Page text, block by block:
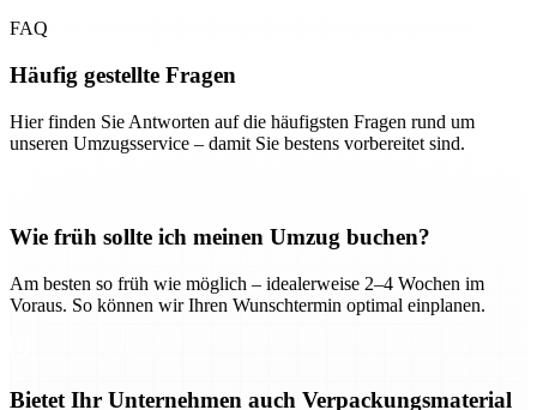
FAQ
Häufig gestellte Fragen
Hier finden Sie Antworten auf die häufigsten Fragen rund um
unseren Umzugsservice – damit Sie bestens vorbereitet sind.
Wie früh sollte ich meinen Umzug buchen?
Am besten so früh wie möglich – idealerweise 2–4 Wochen im
Voraus. So können wir Ihren Wunschtermin optimal einplanen.
Bietet Ihr Unternehmen auch Verpackungsmaterial